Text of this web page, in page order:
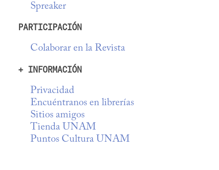
Spreaker
PARTICIPACIÓN
Colaborar en la Revista
+ INFORMACIÓN
Privacidad
Encuéntranos en librerías
Sitios amigos
Tienda UNAM
Puntos Cultura UNAM